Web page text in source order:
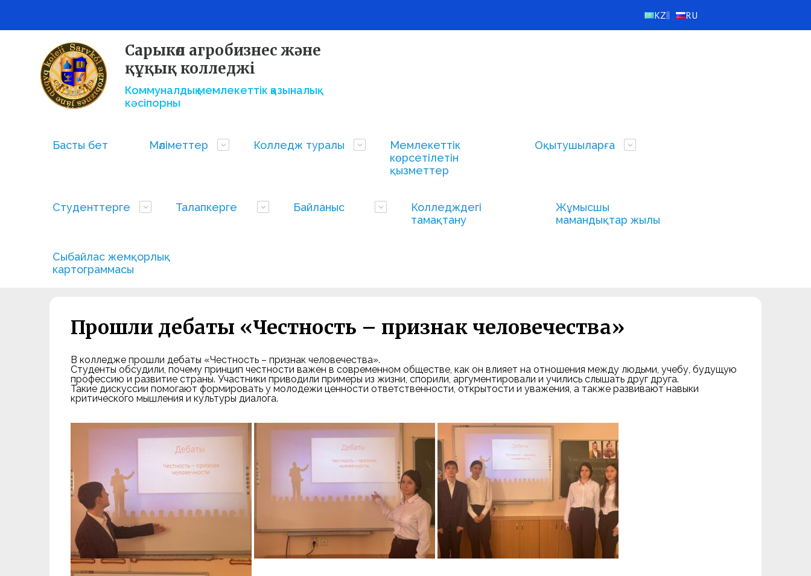
KZ RU
Сарыкөл агробизнес және
құқық колледжі
Коммуналдық мемлекеттік қазыналық
кәсіпорны
Басты бет Мәліметтер Колледж туралы
Мемлекеттік
көрсетілетін
қызметтер
Оқытушыларға
Студенттерге Талапкерге Байланыс
Колледждегі
тамақтану
Жұмысшы
мамандықтар жылы
Сыбайлас жемқорлық
картограммасы
Прошли дебаты «Честность – признак человечества»
В колледже прошли дебаты «Честность – признак человечества».
Студенты обсудили, почему принцип честности важен в современном обществе, как он влияет на отношения между людьми, учебу, будущую
профессию и развитие страны. Участники приводили примеры из жизни, спорили, аргументировали и учились слышать друг друга.
Такие дискуссии помогают формировать у молодежи ценности ответственности, открытости и уважения, а также развивают навыки
критического мышления и культуры диалога.